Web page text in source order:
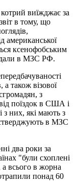
виїжджає за
в тому, що
американської
ксенофобським
в МЗС РФ.
також візової
з
поїздок в США і
з них, які мають з
в МЗС
два роки за
"були схоплені
а всього в жорна
понад 60